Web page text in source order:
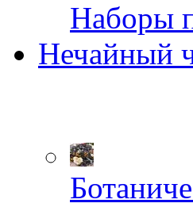
Наборы
Нечайный